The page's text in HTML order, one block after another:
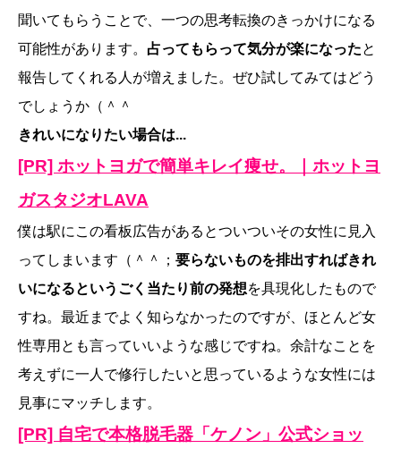
聞いてもらうことで、一つの思考転換のきっかけになる
可能性があります。 占ってもらって気分が楽になったと
報告してくれる人が増えました。ぜひ試してみてはどう
でしょうか（＾＾
きれいになりたい場合は...
[PR] ホットヨガで簡単キレイ痩せ。｜ホットヨ
ガスタジオLAVA
僕は駅にこの看板広告があるとついついその女性に見入
ってしまいます（＾＾； 要らないものを排出すればきれ
いになるというごく当たり前の発想を具現化したもので
すね。最近までよく知らなかったのですが、ほとんど女
性専用とも言っていいような感じですね。余計なことを
考えずに一人で修行したいと思っているような女性には
見事にマッチします。
[PR] 自宅で本格脱毛器「ケノン」公式ショッ